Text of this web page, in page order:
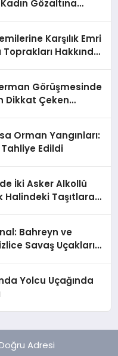
Gözaltına
Karşılık Emri
Toprakları Hakkında
Görüşmesinde
Dikkat Çeken
Orman Yangınları:
Edildi
İki Asker Alkollü
Halindeki Taşıtlara
Bahreyn ve
Savaş Uçakları
Yolcu Uçağında
Adresi